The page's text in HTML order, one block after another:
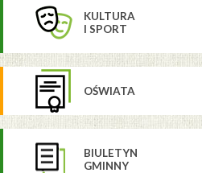
KULTURA
I SPORT
OŚWIATA
BIULETYN
GMINNY